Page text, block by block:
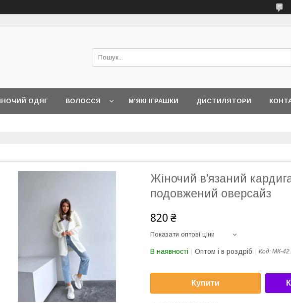
ОДЯГ ВОЛОССЯ М'ЯКІ ІГРАШКИ ДИСТИЛЯТОРИ
Жіночий в'язаний
подовжений оверсайз
820 ₴
Показати оптові ціни
В наявності Оптом і в роздріб Код: МК-
Купити